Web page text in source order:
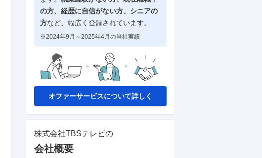
の方、 経歴に自信がない方、シニアの
方など、幅広く登録されています。
※2024年9月～2025年4月の当社実績
オファーサービスについて詳しく
株式会社TBSテレビの
会社概要